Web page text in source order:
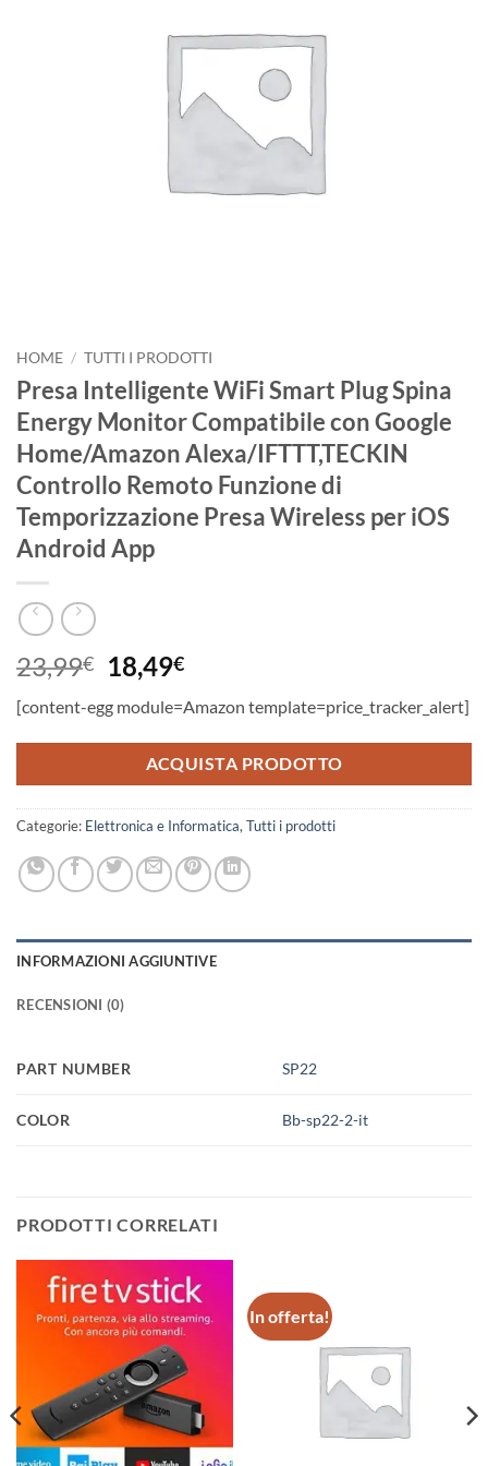
HOME / TUTTI I PRODOTTI
Presa Intelligente WiFi Smart Plug Spina
Energy Monitor Compatibile con Google
Home/Amazon Alexa/IFTTT,TECKIN
Controllo Remoto Funzione di
Temporizzazione Presa Wireless per iOS
Android App
23,99€
Il
prezzo
originale
era:
23,99€.
18,49€Il
attuale
è:
18,49€.
[content-egg module=Amazon template=price_tracker_alert]
ACQUISTA PRODOTTO
Categorie: Elettronica e Informatica, Tutti i prodotti
INFORMAZIONI AGGIUNTIVE
RECENSIONI (0)
PART NUMBER SP22
COLOR Bb-sp22-2-it
PRODOTTI CORRELATI
In offerta!